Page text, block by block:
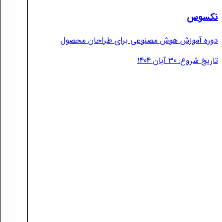
نکسوس
دوره آموزش هوش مصنوعی برای طراحان محصول
تاریخ شروع: 30 آبان 1404